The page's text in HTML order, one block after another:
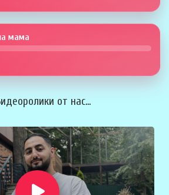
мама
от нас...